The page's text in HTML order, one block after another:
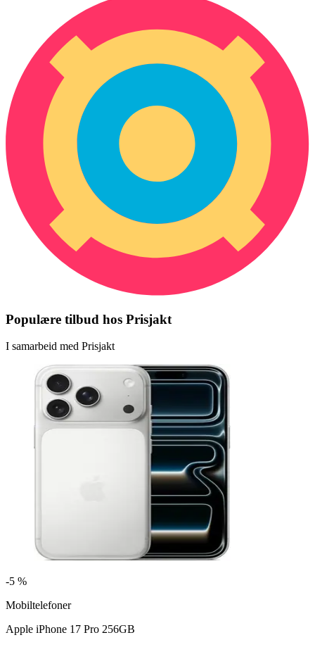
Populære tilbud hos Prisjakt
I samarbeid med Prisjakt
-5 %
Mobiltelefoner
Apple iPhone 17 Pro 256GB